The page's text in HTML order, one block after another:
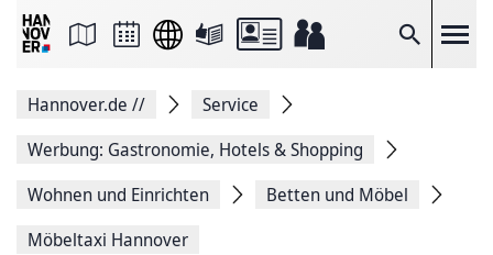
Suche
Seite
Facebook
teilen
Seitenlink
Seite
Hannover.de //
Service
Werbung: Gastronomie, Hotels & Shopping
Wohnen und Einrichten
Betten und Möbel
Möbeltaxi Hannover